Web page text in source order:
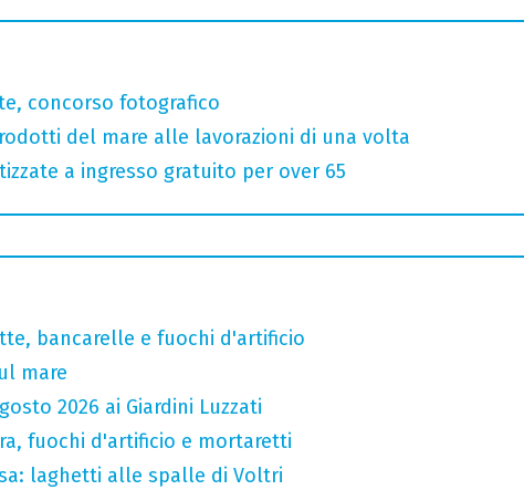
concorso fotografico
del mare alle lavorazioni di una volta
a ingresso gratuito per over 65
bancarelle e fuochi d'artificio
mare
2026 ai Giardini Luzzati
fuochi d'artificio e mortaretti
laghetti alle spalle di Voltri